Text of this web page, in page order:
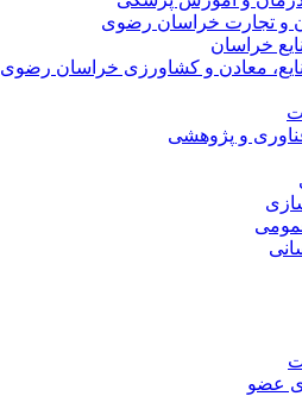
و تجارت خراسان رضوی
خراسان
معادن و کشاورزی خراسان رضوی
و پژوهشی
عضو